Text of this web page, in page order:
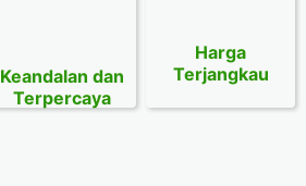
Keandalan dan
Terpercaya
Harga
Terjangkau